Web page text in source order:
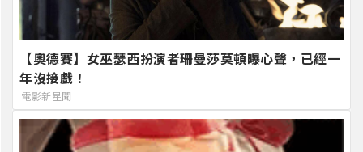
【奧德賽】女巫瑟西扮演者珊曼莎莫頓曝心聲，已經一
年沒接戲！
電影新星聞